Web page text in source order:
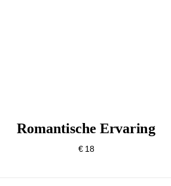
Romantische Ervaring
€ 18